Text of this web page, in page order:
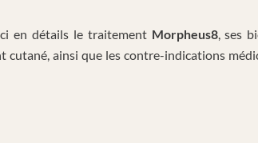
en détails le traitement Morpheus8, ses
cutané, ainsi que les contre-indications